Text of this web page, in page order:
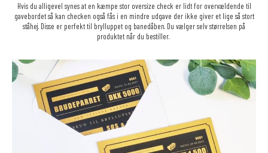
Hvis du alligevel synes at en kæmpe stor oversize check er lidt for overvældende til
gavebordet så kan checken også fås i en mindre udgave der ikke giver et lige så stort
ståhej. Disse er perfekt til brylluppet og banedåben. Du vælger selv størrelsen på
produktet når du bestiller.